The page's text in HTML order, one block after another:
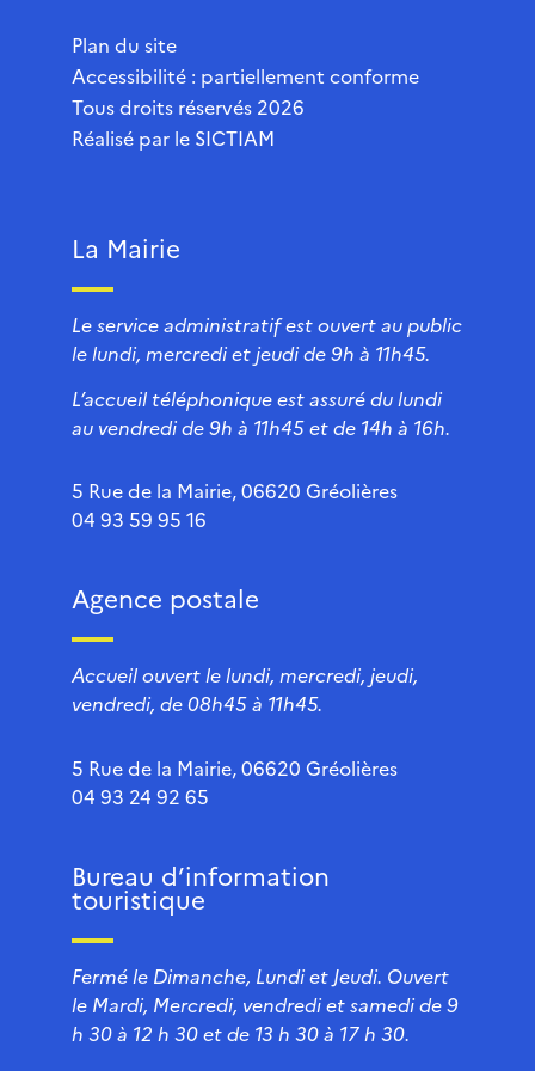
Plan du site
Accessibilité : partiellement conforme
Tous droits réservés 2026
Réalisé par le SICTIAM
La Mairie
Le service administratif est ouvert au public
le lundi, mercredi et jeudi de 9h à 11h45.
L’accueil téléphonique est assuré du lundi
au vendredi de 9h à 11h45 et de 14h à 16h.
5 Rue de la Mairie, 06620 Gréolières
04 93 59 95 16
Agence postale
Accueil ouvert le lundi, mercredi, jeudi,
vendredi, de 08h45 à 11h45.
5 Rue de la Mairie, 06620 Gréolières
04 93 24 92 65
Bureau d’information
touristique
Fermé le Dimanche, Lundi et Jeudi. Ouvert
le Mardi, Mercredi, vendredi et samedi de 9
h 30 à 12 h 30 et de 13 h 30 à 17 h 30.